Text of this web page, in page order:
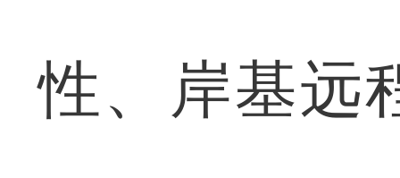
性、岸基远